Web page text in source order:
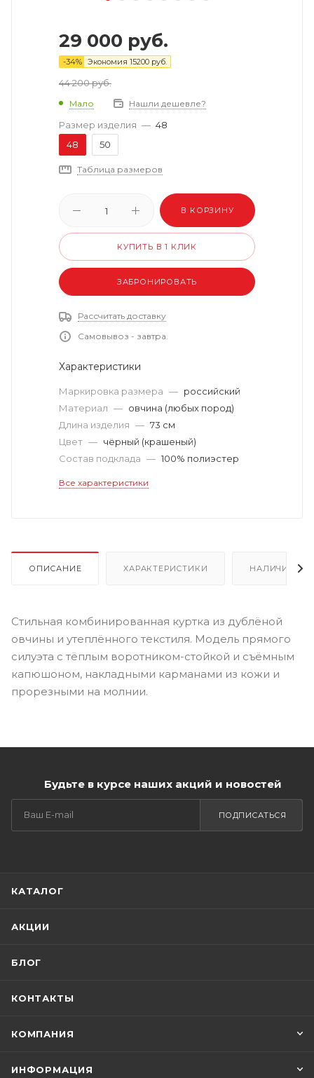
29 000 руб.
-34% Экономия 15200 руб.
44 200руб.
Мало Нашли дешевле?
Размер изделия — 48
48
50
Таблица размеров
В КОРЗИНУ
КУПИТЬ В 1 КЛИК
ЗАБРОНИРОВАТЬ
Рассчитать доставку
Самовывоз - завтра.
Характеристики
Маркировка размера — российский
Материал — овчина (любых пород)
Длина изделия — 73 см
Цвет — чёрный (крашеный)
Состав подклада — 100% полиэстер
Все характеристики
ОПИСАНИЕ ХАРАКТЕРИСТИКИ НАЛИЧИЕ
Стильная комбинированная куртка из дублёной
овчины и утеплённого текстиля. Модель прямого
силуэта с тёплым воротником-стойкой и съёмным
капюшоном, накладными карманами из кожи и
прорезными на молнии.
Будьте в курсе наших акций и новостей
ПОДПИСАТЬСЯ
КАТАЛОГ
АКЦИИ
БЛОГ
КОНТАКТЫ
КОМПАНИЯ
ИНФОРМАЦИЯ